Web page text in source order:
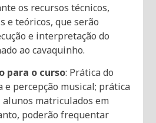
os recursos técnicos,
e teóricos, que serão
e interpretação do
ao cavaquinho.
para o curso: Prática do
percepção musical; prática
matriculados em
poderão frequentar